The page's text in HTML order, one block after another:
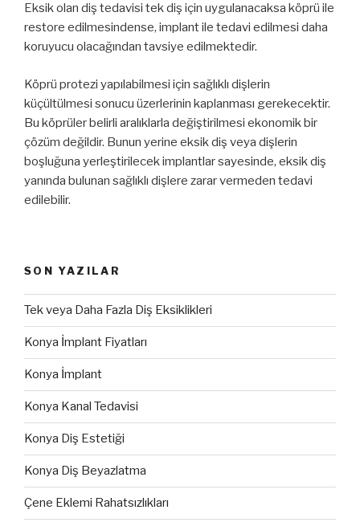
Eksik olan diş tedavisi tek diş için uygulanacaksa köprü ile
restore edilmesindense, implant ile tedavi edilmesi daha
koruyucu olacağından tavsiye edilmektedir.
Köprü protezi yapılabilmesi için sağlıklı dişlerin
küçültülmesi sonucu üzerlerinin kaplanması gerekecektir.
Bu köprüler belirli aralıklarla değiştirilmesi ekonomik bir
çözüm değildir. Bunun yerine eksik diş veya dişlerin
boşluğuna yerleştirilecek implantlar sayesinde, eksik diş
yanında bulunan sağlıklı dişlere zarar vermeden tedavi
edilebilir.
SON YAZILAR
Tek veya Daha Fazla Diş Eksiklikleri
Konya İmplant Fiyatları
Konya İmplant
Konya Kanal Tedavisi
Konya Diş Estetiği
Konya Diş Beyazlatma
Çene Eklemi Rahatsızlıkları